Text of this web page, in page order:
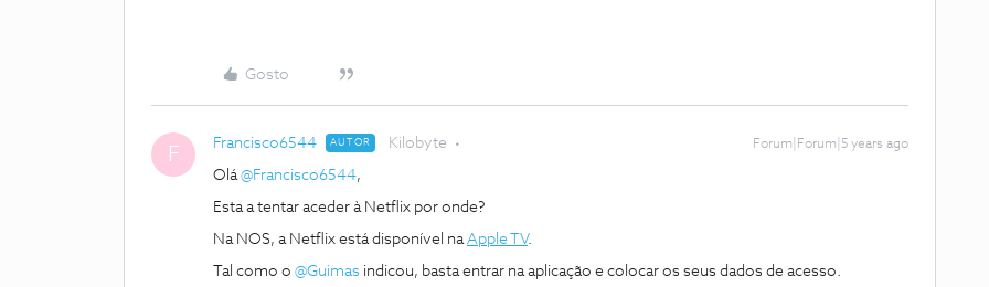
Gosto
F Francisco6544 AUTOR Kilobyte Forum|Forum|5 years ago
Olá@Francisco6544,
Esta a tentar aceder à Netflix por onde?
Na NOS, a Netflix está disponível naApple TV.
Tal como o @Guimas indicou, basta entrar na aplicação e colocar os seus dados de acesso.